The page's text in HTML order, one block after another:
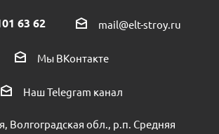
63 62 mail@elt-stroy.ru
Мы ВКонтакте
Наш Telegram канал
Волгоградская обл., р.п. Средняя